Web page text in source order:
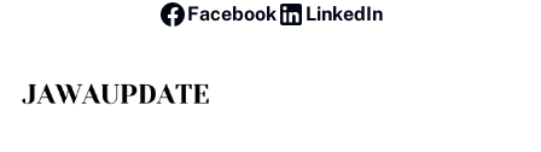
Facebook
LinkedIn